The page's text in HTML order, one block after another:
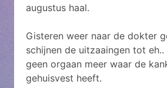
augustus haal.
Gisteren weer naar de dokter
schijnen de uitzaaingen tot
geen orgaan meer waar de
gehuisvest heeft.